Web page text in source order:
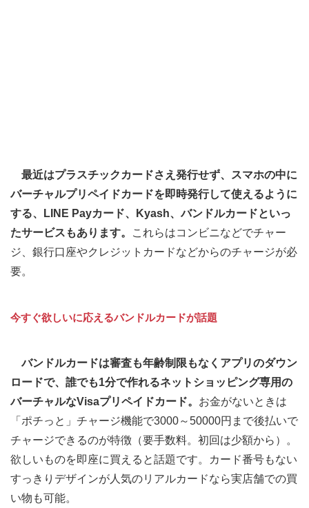
最近はプラスチックカードさえ発行せず、スマホの中に
バーチャルプリペイドカードを即時発行して使えるように
する、LINE Payカード、Kyash、バンドルカードといっ
たサービスもあります。
これらはコンビニなどでチャー
ジ、銀行口座やクレジットカードなどからのチャージが必
要。
今すぐ欲しいに応えるバンドルカードが話題
バンドルカードは審査も年齢制限もなくアプリのダウン
ロードで、誰でも1分で作れるネットショッピング専用の
バーチャルなVisaプリペイドカード。 お金がないときは
「ポチっと」チャージ機能で3000～50000円まで後払いで
チャージできるのが特徴（要手数料。初回は少額から）。
欲しいものを即座に買えると話題です。カード番号もない
すっきりデザインが人気のリアルカードなら実店舗での買
い物も可能。